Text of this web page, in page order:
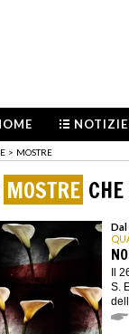
NOTIZIE
> MOSTRE
MOSTRE
Dal
Il
S.